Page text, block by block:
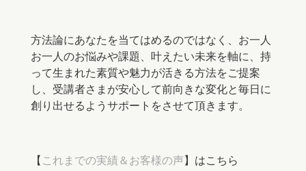
方法論にあなたを当てはめるのではなく、お一人
お一人のお悩みや課題、叶えたい未来を軸に、持
って生まれた素質や魅力が活きる方法をご提案
し、受講者さまが安心して前向きな変化と毎日に
創り出せるようサポートをさせて頂きます。
【これまでの実績＆お客様の声】はこちら